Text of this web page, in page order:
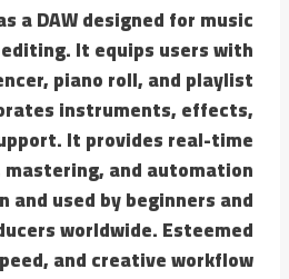
a DAW designed for music
It equips users with
piano roll, and playlist
instruments, effects,
It provides real-time
and automation
and used by beginners and
worldwide. Esteemed
and creative workflow.